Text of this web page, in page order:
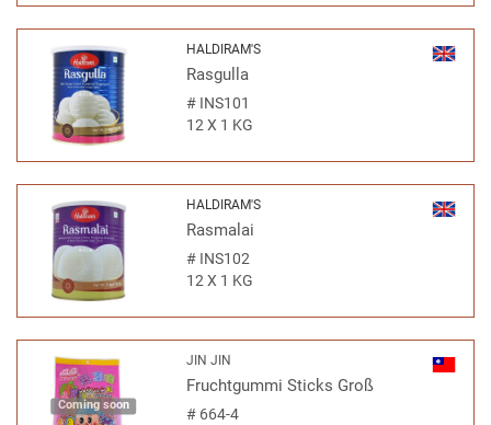
HALDIRAM'S
Rasgulla
#INS101
12 X 1 KG
HALDIRAM'S
Rasmalai
#INS102
12 X 1 KG
Coming soon
JIN JIN
Fruchtgummi Sticks Groß
#664-4